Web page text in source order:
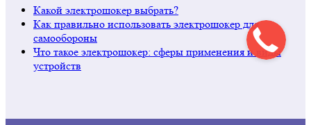
Какой электрошокер выбрать?
Как правильно использовать электрошокер для
самообороны
Что такое электрошокер: сферы применения и виды
устройств